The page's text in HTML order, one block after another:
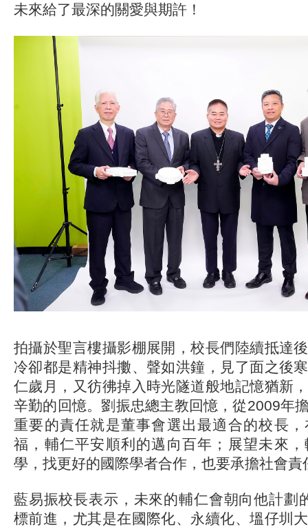
未來給了最深的關愛與期許！
拍攝於聖言樓攝影棚展開，校長們陸續抵達
冷卻都是精神抖擻、聲如洪鐘，見了面之後
仁歲月，又彷彿掉入時光隧道般地記憶猶新
辛勤的回憶。劉振忠總主教回憶，從2009年
重要的責任就是董事會選出最適合的校長
福，輔仁平安順利的邁向百年；展望未來
學，找更好的國際學者合作，也要承擔社會責
藍易振校長表示，未來的輔仁會朝向他計劃
標前進，尤其是在國際化、永續化、塭仔圳